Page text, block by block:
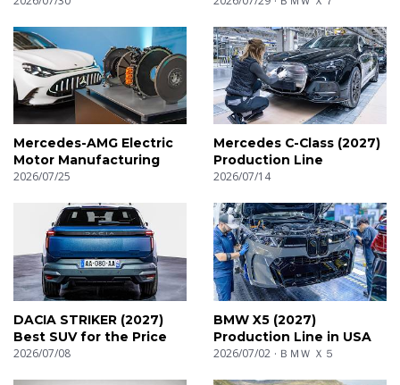
Mercedes-AMG Electric
Motor Manufacturing
2026/07/25
Mercedes C-Class (2027)
Production Line
2026/07/14
DACIA STRIKER (2027)
Best SUV for the Price
2026/07/08
BMW X5 (2027)
Production Line in USA
2026/07/02 ＢＭＷ Ｘ５